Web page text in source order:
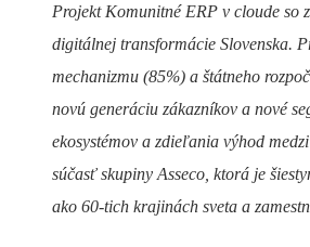
Projekt Komunitné ERP v cloude so
digitálnej transformácie Slovenska.
mechanizmu (85%) a štátneho
novú generáciu zákazníkov a nové
ekosystémov a zdieľania výhod
súčasť skupiny Asseco, ktorá je
ako 60-tich krajinách sveta a